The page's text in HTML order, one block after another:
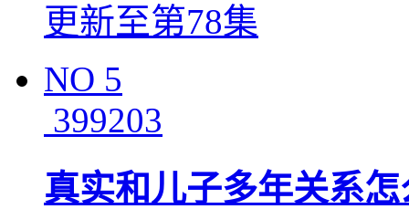
更新至第78集
NO 5
399203
真实和儿子多年关系怎